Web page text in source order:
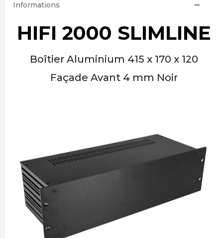
Informations
HIFI 2000 SLIMLINE
Boîtier Aluminium 415 x 170 x 120
Façade Avant 4 mm Noir